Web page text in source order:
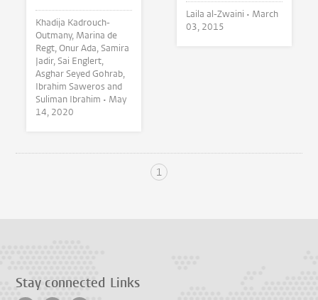
Khadija Kadrouch-
Outmany, Marina de
Regt, Onur Ada, Samira
Jadir, Sai Englert,
Asghar Seyed Gohrab,
Ibrahim Saweros and
Suliman Ibrahim • May
14, 2020
Laila al-Zwaini • March
03, 2015
1
Stay connected Links